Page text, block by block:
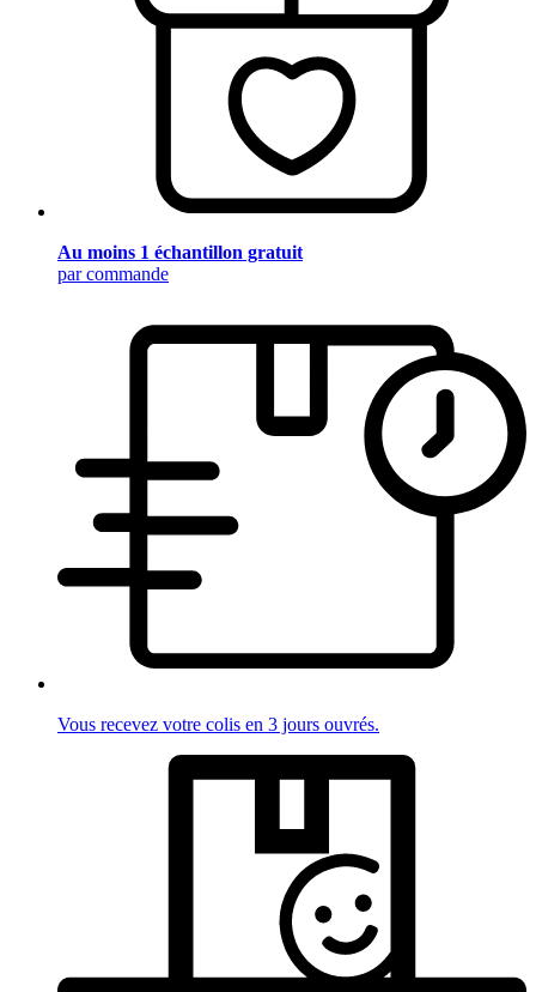
Au moins 1 échantillon gratuit
par commande
Vous recevez votre colis en 3 jours ouvrés.